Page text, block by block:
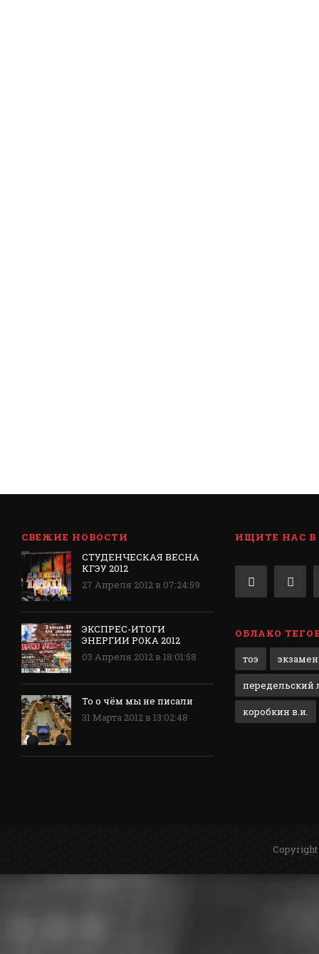
СВЕЖИЕ НОВОСТИ
СТУДЕНЧЕСКАЯ ВЕСНА
КГЭУ 2012
27 Апреля 2012 в 07:24:59
ЭКСПРЕС-ИТОГИ
ЭНЕРГИИ РОКА 2012
03 Апреля 2012 в 18:01:58
То о чём мы не писали
31 Марта 2012 в 13:02:48
ИЩИТЕ НАС В
ОБЛАКО
тоэ
передельский
коробкин в.и.